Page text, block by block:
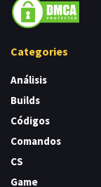
Categories
Análisis
Builds
Códigos
Comandos
CS
Game